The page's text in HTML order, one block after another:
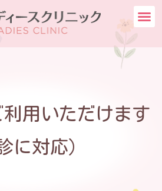
利用いただけます
に対応）